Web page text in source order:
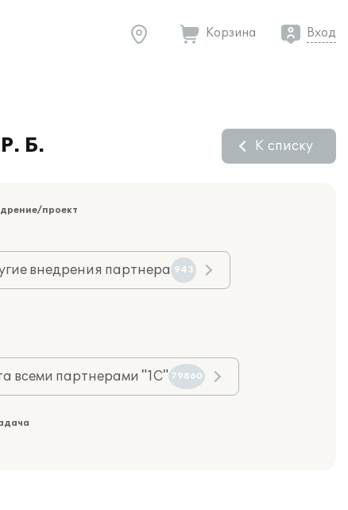
Корзина Вход
Б. К списку
проект
внедрения партнера 943
всеми партнерами "1С" 79860